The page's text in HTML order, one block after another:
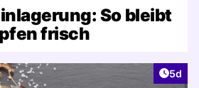
So bleibt
frisch
5d